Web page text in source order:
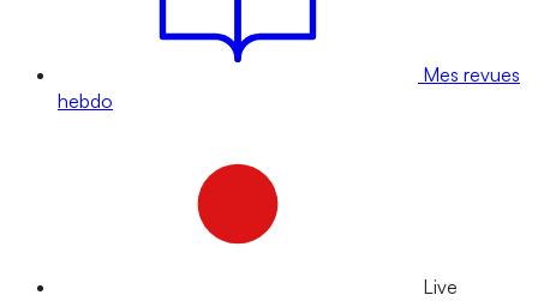
Mes revues
hebdo
Live